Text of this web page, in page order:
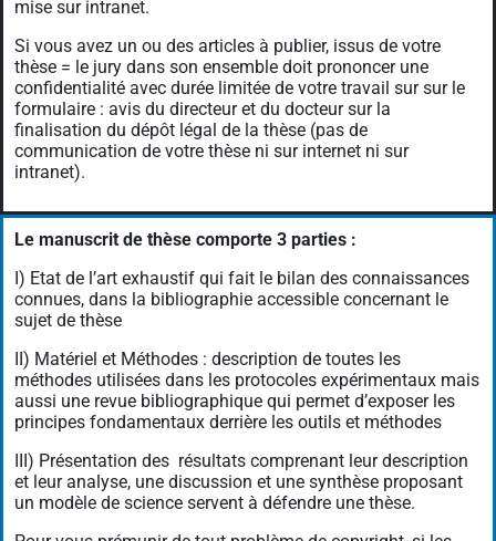
mise sur intranet.
Si vous avez un ou des articles à publier, issus de votre
thèse = le jury dans son ensemble doit prononcer une
confidentialité avec durée limitée de votre travail sur sur le
formulaire : avis du directeur et du docteur sur la
finalisation du dépôt légal de la thèse (pas de
communication de votre thèse ni sur internet ni sur
intranet).
Le manuscrit de thèse comporte 3 parties :
I) Etat de l’art exhaustif qui fait le bilan des connaissances
connues, dans la bibliographie accessible concernant le
sujet de thèse
II) Matériel et Méthodes : description de toutes les
méthodes utilisées dans les protocoles expérimentaux mais
aussi une revue bibliographique qui permet d’exposer les
principes fondamentaux derrière les outils et méthodes
III) Présentation des résultats comprenant leur description
et leur analyse, une discussion et une synthèse proposant
un modèle de science servent à défendre une thèse.